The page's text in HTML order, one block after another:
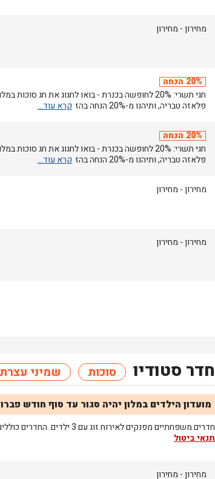
מחירון- מחירון
20% הנחה
חגי תשרי: 20% לחופשה בכנרת - בואו לחגוג את חג סוכות
פלאזה טבריה, ותיהנו מ-20% הנחה בהז
20% הנחה
חגי תשרי: 20% לחופשה בכנרת - בואו לחגוג את חג סוכות
פלאזה טבריה, ותיהנו מ-20% הנחה בהז
מחירון- מחירון
מחירון- מחירון
חדר סטודיו סוכות שמיני עצרת
מועדון הילדים במלון יהיה סגור עד סוף חודש
חדרים משפחתיים מפנקים לאירוח זוג עם 3 ילדים. החדרים כוללים יחידת סלון
תנאי ביטול
מחירון- מחירון